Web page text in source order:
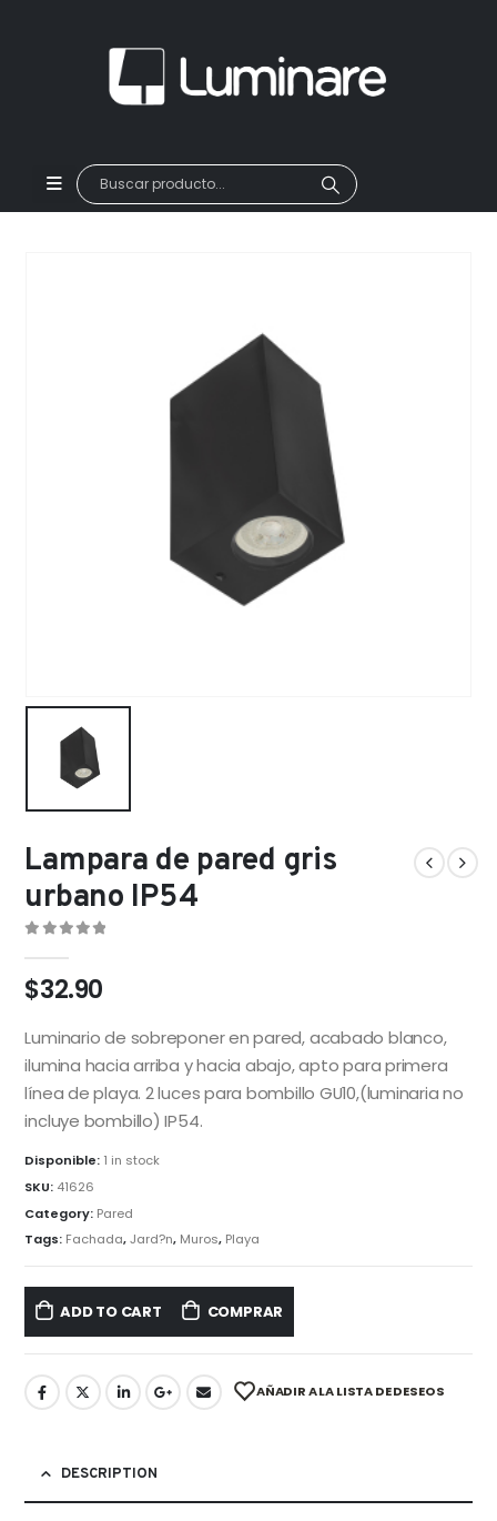
Lampara de pared gris
urbano IP54
$32.90
Luminario de sobreponer en pared, acabado blanco,
ilumina hacia arriba y hacia abajo, apto para primera
línea de playa. 2 luces para bombillo GU10,(luminaria no
incluye bombillo) IP54.
Disponible: 1 in stock
SKU: 41626
Category: Pared
Tags: Fachada,Jard?n, Muros, Playa
ADD TO CART COMPRAR
AÑADIR A LA LISTA DE DESEOS
DESCRIPTION